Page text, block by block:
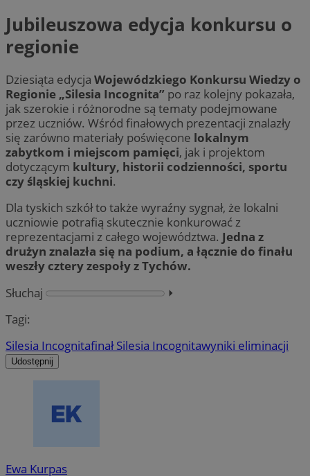
Jubileuszowa edycja konkursu o
regionie
Dziesiąta edycja Wojewódzkiego Konkursu Wiedzy o
Regionie „Silesia Incognita” po raz kolejny pokazała,
jak szerokie i różnorodne są tematy podejmowane
przez uczniów. Wśród finałowych prezentacji znalazły
się zarówno materiały poświęcone lokalnym
zabytkom i miejscom pamięci, jak i projektom
dotyczącym kultury, historii codzienności, sportu
czy śląskiej kuchni.
Dla tyskich szkół to także wyraźny sygnał, że lokalni
uczniowie potrafią skutecznie konkurować z
reprezentacjami z całego województwa. Jedna z
drużyn znalazła się na podium, a łącznie do finału
weszły cztery zespoły z Tychów.
Słuchaj
⏵︎
Tagi:
Silesia Incognitafinał Silesia Incognitawyniki eliminacji
Udostępnij
Ewa Kurpas